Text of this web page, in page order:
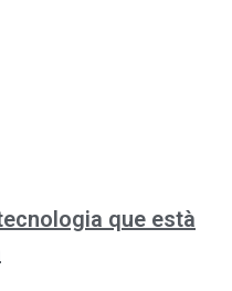
que està